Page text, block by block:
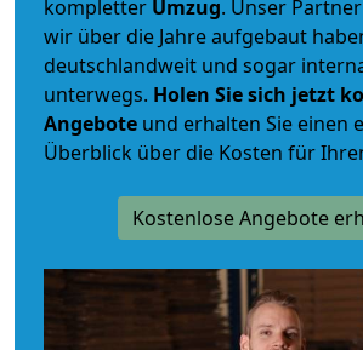
kompletter Umzug. Unser
wir über die Jahre aufgebaut
deutschlandweit und sogar
unterwegs. Holen Sie sich jetzt
Angebote und erhalten Sie einen
Überblick über die Kosten für
Kostenlose Angebote